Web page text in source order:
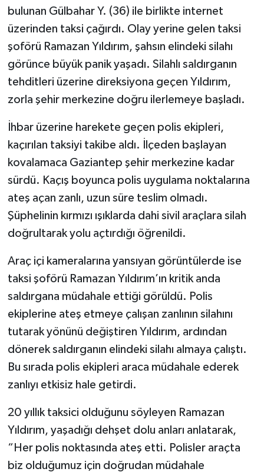
bulunan Gülbahar Y. (36) ile birlikte internet
üzerinden taksi çağırdı. Olay yerine gelen taksi
şoförü Ramazan Yıldırım, şahsın elindeki silahı
görünce büyük panik yaşadı. Silahlı saldırganın
tehditleri üzerine direksiyona geçen Yıldırım,
zorla şehir merkezine doğru ilerlemeye başladı.
İhbar üzerine harekete geçen polis ekipleri,
kaçırılan taksiyi takibe aldı. İlçeden başlayan
kovalamaca Gaziantep şehir merkezine kadar
sürdü. Kaçış boyunca polis uygulama noktalarına
ateş açan zanlı, uzun süre teslim olmadı.
Şüphelinin kırmızı ışıklarda dahi sivil araçlara silah
doğrultarak yolu açtırdığı öğrenildi.
Araç içi kameralarına yansıyan görüntülerde ise
taksi şoförü Ramazan Yıldırım’ın kritik anda
saldırgana müdahale ettiği görüldü. Polis
ekiplerine ateş etmeye çalışan zanlının silahını
tutarak yönünü değiştiren Yıldırım, ardından
dönerek saldırganın elindeki silahı almaya çalıştı.
Bu sırada polis ekipleri araca müdahale ederek
zanlıyı etkisiz hale getirdi.
20 yıllık taksici olduğunu söyleyen Ramazan
Yıldırım, yaşadığı dehşet dolu anları anlatarak,
“Her polis noktasında ateş etti. Polisler araçta
biz olduğumuz için doğrudan müdahale